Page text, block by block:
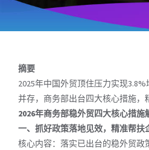
摘要
2025年中国外贸顶住压力实现
并存，商务部出台四大核心措施，
2026年商务部稳外贸四大核心措施
一、抓好政策落地见效，精准帮扶
核心内容：落实已出台的稳外贸